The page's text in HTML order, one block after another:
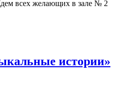
всех желающих в зале № 2
истории»